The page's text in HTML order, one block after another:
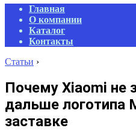
Primary
Navigation
Menu
Главная
О компании
Каталог
Контакты
Статьи ›
Почему Xiaomi не
дальше логотипа
заставке